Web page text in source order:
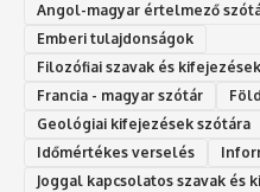
Angol-magyar értelmező
Emberi tulajdonságok
Filozófiai szavak és
Francia - magyar szótár
Geológiai kifejezések szótára
Időmértékes verselés
Joggal kapcsolatos szavak és